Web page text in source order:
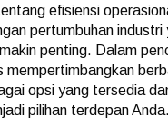
efisiensi
pertumbuhan
penting. Dalam
mempertimbangkan
opsi yang tersedia
pilihan terdepan Anda.